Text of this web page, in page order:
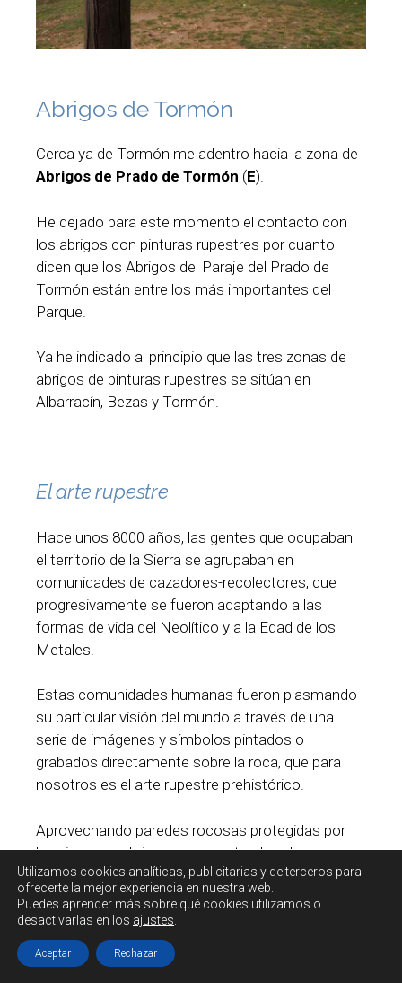
Abrigos de Tormón
Cerca ya de Tormón me adentro hacia la zona de
Abrigos de Prado de Tormón (E).
He dejado para este momento el contacto con
los abrigos con pinturas rupestres por cuanto
dicen que los Abrigos del Paraje del Prado de
Tormón están entre los más importantes del
Parque.
Ya he indicado al principio que las tres zonas de
abrigos de pinturas rupestres se sitúan en
Albarracín, Bezas y Tormón.
El arte rupestre
Hace unos 8000 años, las gentes que ocupaban
el territorio de la Sierra se agrupaban en
comunidades de cazadores-recolectores, que
progresivamente se fueron adaptando a las
formas de vida del Neolítico y a la Edad de los
Metales.
Estas comunidades humanas fueron plasmando
su particular visión del mundo a través de una
serie de imágenes y símbolos pintados o
grabados directamente sobre la roca, que para
nosotros es el arte rupestre prehistórico.
Aprovechando paredes rocosas protegidas por
las viseras o abrigos, que la naturaleza ha
modelado en la piedra rojiza del rodeno, los
pobladores prehistóricos dejaron innumerables
muestras de su capacidad de representación en
forma de figuras animales y humanas, de modo
realista o esquemático, en conjuntos o como
Utilizamos cookies analíticas, publicitarias y de terceros para
ofrecerte la mejor experiencia en nuestra web.
Puedes aprender más sobre qué cookies utilizamos o
desactivarlas en los ajustes
Aceptar Rechazar